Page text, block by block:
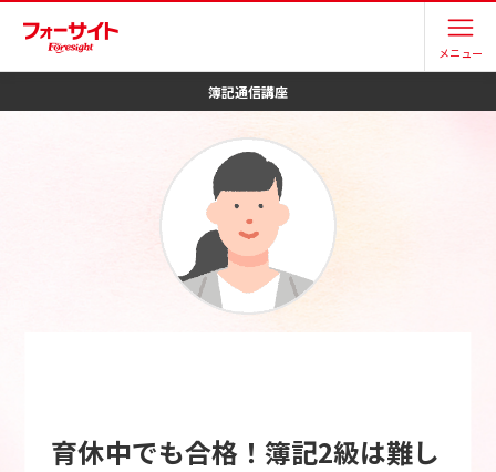
メニュー
簿記通信講座
育休中でも合格！簿記2級は難し